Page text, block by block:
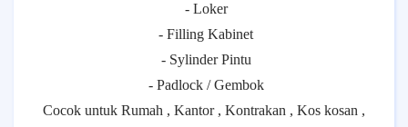
- Loker
- Filling Kabinet
- Sylinder Pintu
- Padlock / Gembok
Cocok untuk Rumah , Kantor , Kontrakan , Kos kosan ,